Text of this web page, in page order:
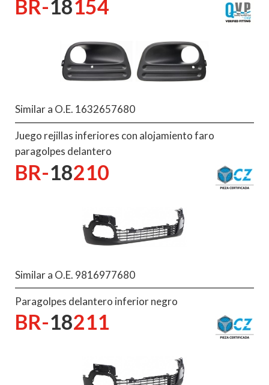
BR-18154
Similar a O.E. 1632657680
Juego rejillas inferiores con alojamiento faro
paragolpes delantero
BR-18210
Similar a O.E. 9816977680
Paragolpes delantero inferior negro
BR-18211